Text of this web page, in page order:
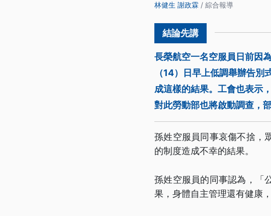
林健生 謝政霖 / 綜合報導
長榮航空一名空服員日前因
（14）日早上低調舉辦告
成這樣的結果。工會也表示
對此勞動部也將啟動調查，
孫姓空服員同事哀傷不捨，
的制度造成不幸的結果。
孫姓空服員的同事認為，「
果，身體自主管理還有健康